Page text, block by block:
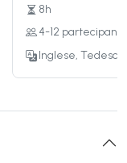
8h
4-12 partecipanti
Inglese,